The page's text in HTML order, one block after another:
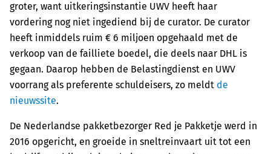
groter, want uitkeringsinstantie UWV heeft haar
vordering nog niet ingediend bij de curator. De curator
heeft inmiddels ruim € 6 miljoen opgehaald met de
verkoop van de failliete boedel, die deels naar DHL is
gegaan. Daarop hebben de Belastingdienst en UWV
voorrang als preferente schuldeisers, zo meldt de
nieuwssite.
De Nederlandse pakketbezorger Red je Pakketje werd in
2016 opgericht, en groeide in sneltreinvaart uit tot een